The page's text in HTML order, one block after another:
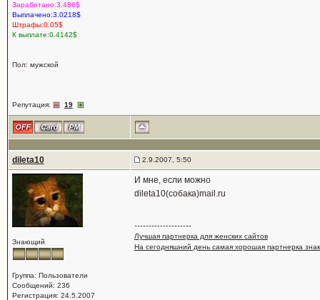
Заработано:3.486$
Выплачено:3.0218$
Штрафы:0.05$
К выплате:0.4142$
Пол: мужской
Репутация: 19
dileta10 2.9.2007, 5:50
Знающий
Группа: Пользователи
Сообщений: 236
Регистрация: 24.5.2007
И мне, если можно
dileta10(собака)mail.ru
--------------------
Лучшая партнерка для женских сайтов
На сегодняшний день самая хорошая партнерка